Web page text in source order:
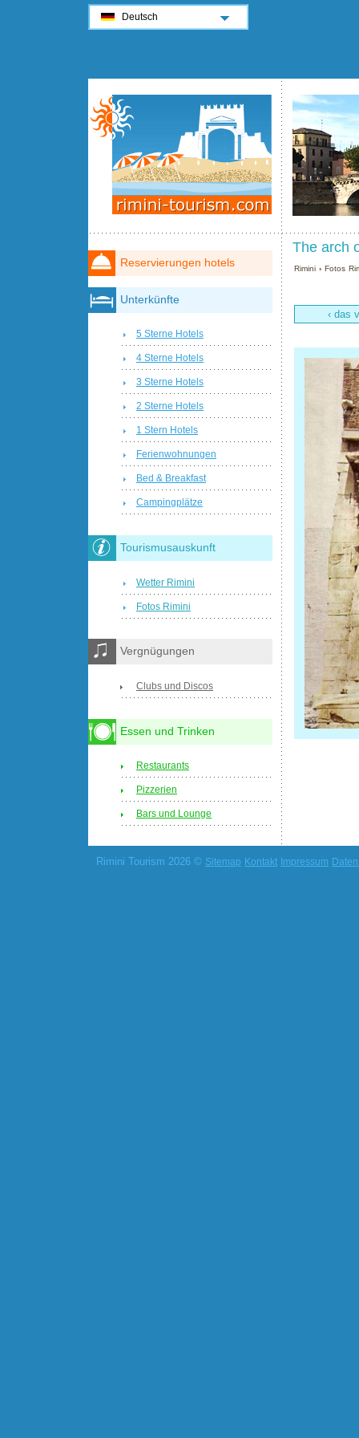
The arch
Rimini ›Fotos
‹ das
Reservierungen hotels
Unterkünfte
5 Sterne Hotels
4 Sterne Hotels
3 Sterne Hotels
2 Sterne Hotels
1 Stern Hotels
Ferienwohnungen
Bed & Breakfast
Campingplätze
Tourismusauskunft
Wetter Rimini
Fotos Rimini
Vergnügungen
Clubs und Discos
Essen und Trinken
Restaurants
Pizzerien
Bars und Lounge
Rimini Tourism 2026 © Sitemap Kontakt Impressum
Deutsch